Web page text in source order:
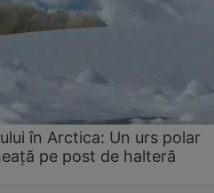
în Arctica: Un urs polar
pe post de halteră